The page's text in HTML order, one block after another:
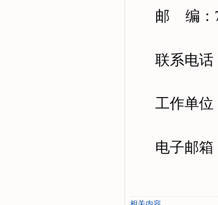
邮 编：
联系电话
工作单位
电子邮箱